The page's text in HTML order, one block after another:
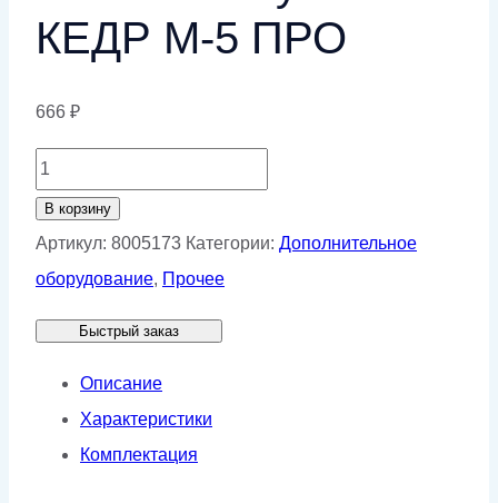
КЕДР М-5 ПРО
666 ₽
Количество
товара
Магнитный
угольник
М-5
ПРО
В корзину
Артикул: 8005173 Категории: Дополнительное
оборудование, Прочее
Быстрый заказ
Описание
Характеристики
Комплектация